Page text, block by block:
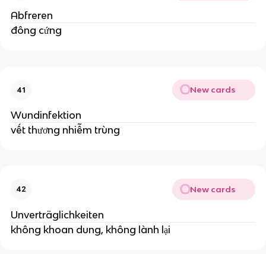
Abfreren
đông cứng
41 New cards
Wundinfektion
vết thương nhiễm trùng
42 New cards
Unverträglichkeiten
không khoan dung, không lành lại